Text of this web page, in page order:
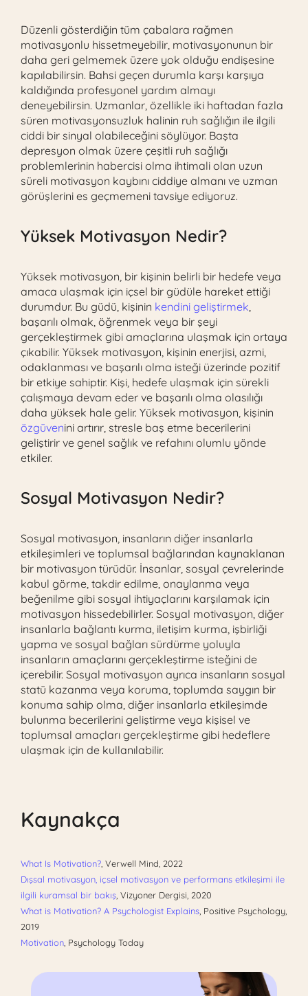
Düzenli gösterdiğin tüm çabalara rağmen
motivasyonlu hissetmeyebilir, motivasyonunun bir
daha geri gelmemek üzere yok olduğu endişesine
kapılabilirsin. Bahsi geçen durumla karşı karşıya
kaldığında profesyonel yardım almayı
deneyebilirsin. Uzmanlar, özellikle iki haftadan fazla
süren motivasyonsuzluk halinin ruh sağlığın ile ilgili
ciddi bir sinyal olabileceğini söylüyor. Başta
depresyon olmak üzere çeşitli ruh sağlığı
problemlerinin habercisi olma ihtimali olan uzun
süreli motivasyon kaybını ciddiye almanı ve uzman
görüşlerini es geçmemeni tavsiye ediyoruz.
Yüksek Motivasyon Nedir?
Yüksek motivasyon, bir kişinin belirli bir hedefe veya
amaca ulaşmak için içsel bir güdüle hareket ettiği
durumdur. Bu güdü, kişinin kendini geliştirmek,
başarılı olmak, öğrenmek veya bir şeyi
gerçekleştirmek gibi amaçlarına ulaşmak için ortaya
çıkabilir. Yüksek motivasyon, kişinin enerjisi, azmi,
odaklanması ve başarılı olma isteği üzerinde pozitif
bir etkiye sahiptir. Kişi, hedefe ulaşmak için sürekli
çalışmaya devam eder ve başarılı olma olasılığı
daha yüksek hale gelir. Yüksek motivasyon, kişinin
özgüvenini artırır, stresle baş etme becerilerini
geliştirir ve genel sağlık ve refahını olumlu yönde
etkiler.
Sosyal Motivasyon Nedir?
Sosyal motivasyon, insanların diğer insanlarla
etkileşimleri ve toplumsal bağlarından kaynaklanan
bir motivasyon türüdür. İnsanlar, sosyal çevrelerinde
kabul görme, takdir edilme, onaylanma veya
beğenilme gibi sosyal ihtiyaçlarını karşılamak için
motivasyon hissedebilirler. Sosyal motivasyon, diğer
insanlarla bağlantı kurma, iletişim kurma, işbirliği
yapma ve sosyal bağları sürdürme yoluyla
insanların amaçlarını gerçekleştirme isteğini de
içerebilir. Sosyal motivasyon ayrıca insanların sosyal
statü kazanma veya koruma, toplumda saygın bir
konuma sahip olma, diğer insanlarla etkileşimde
bulunma becerilerini geliştirme veya kişisel ve
toplumsal amaçları gerçekleştirme gibi hedeflere
ulaşmak için de kullanılabilir.
Kaynakça
What Is Motivation? , Verwell Mind, 2022
Dışsal motivasyon, içsel motivasyon ve performans etkileşimi ile
ilgili kuramsal bir bakış , Vizyoner Dergisi, 2020
What is Motivation? A Psychologist Explains , Positive Psychology,
2019
Motivation Psychology Today